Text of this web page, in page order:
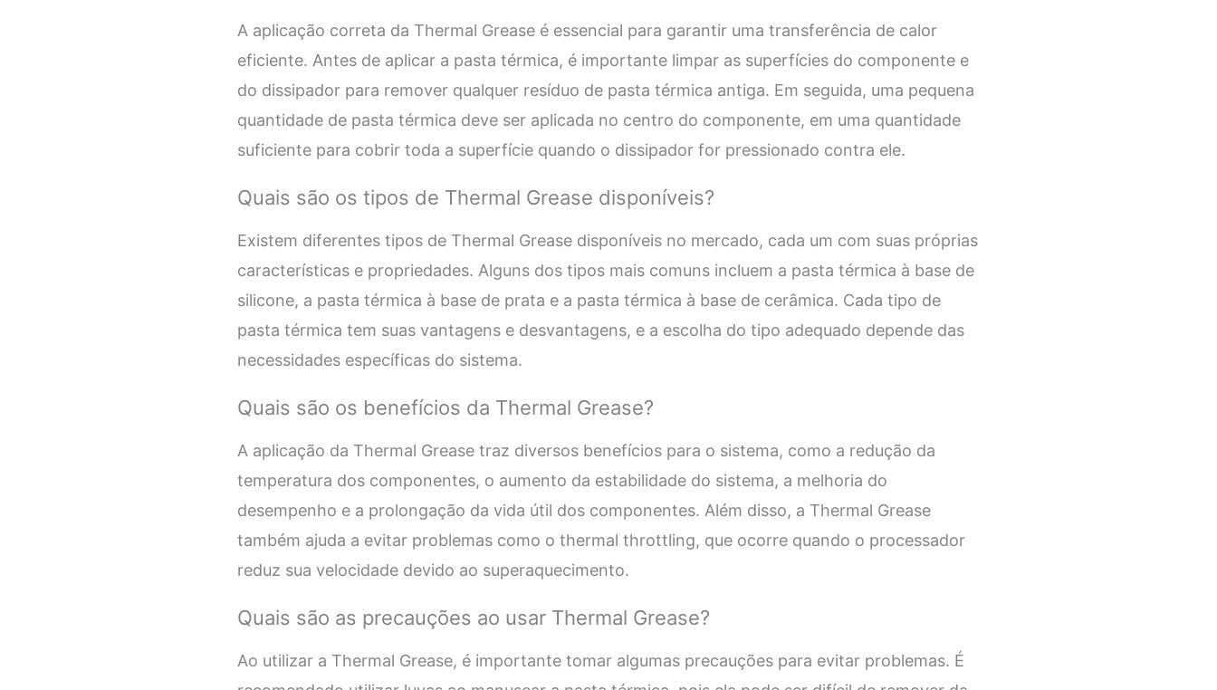
A aplicação correta da Thermal Grease é essencial para garantir uma transferência de calor
eficiente. Antes de aplicar a pasta térmica, é importante limpar as superfícies do componente e
do dissipador para remover qualquer resíduo de pasta térmica antiga. Em seguida, uma pequena
quantidade de pasta térmica deve ser aplicada no centro do componente, em uma quantidade
suficiente para cobrir toda a superfície quando o dissipador for pressionado contra ele.
Quais são os tipos de Thermal Grease disponíveis?
Existem diferentes tipos de Thermal Grease disponíveis no mercado, cada um com suas próprias
características e propriedades. Alguns dos tipos mais comuns incluem a pasta térmica à base de
silicone, a pasta térmica à base de prata e a pasta térmica à base de cerâmica. Cada tipo de
pasta térmica tem suas vantagens e desvantagens, e a escolha do tipo adequado depende das
necessidades específicas do sistema.
Quais são os benefícios da Thermal Grease?
A aplicação da Thermal Grease traz diversos benefícios para o sistema, como a redução da
temperatura dos componentes, o aumento da estabilidade do sistema, a melhoria do
desempenho e a prolongação da vida útil dos componentes. Além disso, a Thermal Grease
também ajuda a evitar problemas como o thermal throttling, que ocorre quando o processador
reduz sua velocidade devido ao superaquecimento.
Quais são as precauções ao usar Thermal Grease?
Ao utilizar a Thermal Grease, é importante tomar algumas precauções para evitar problemas. É